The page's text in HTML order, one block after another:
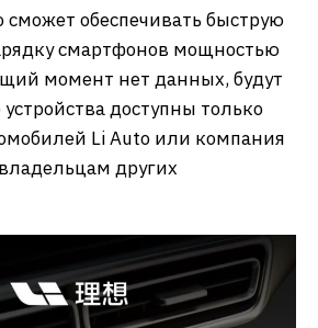
сможет обеспечивать быструю
смартфонов мощностью
момент нет данных, будут
доступны только
Li Auto или компания
других